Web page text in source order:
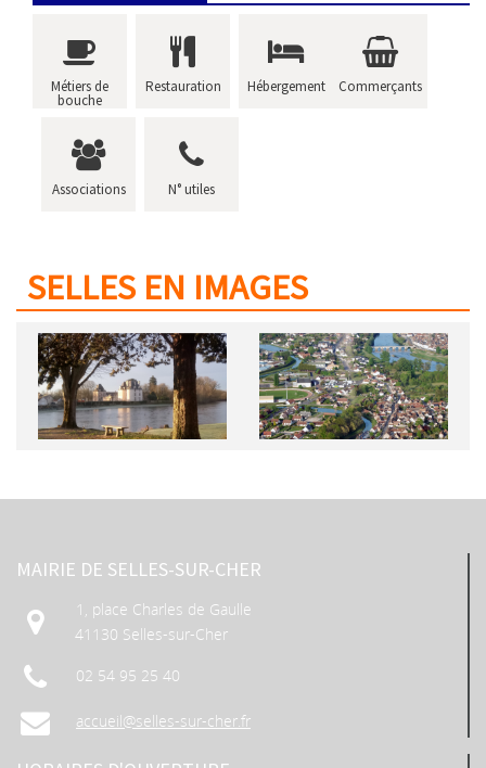
Métiers de
bouche
Restauration Hébergement Commerçants
Associations N° utiles
SELLES EN IMAGES
MAIRIE DE SELLES-SUR-CHER
1, place Charles de Gaulle
41130 Selles-sur-Cher
02 54 95 25 40
accueil@selles-sur-cher.fr